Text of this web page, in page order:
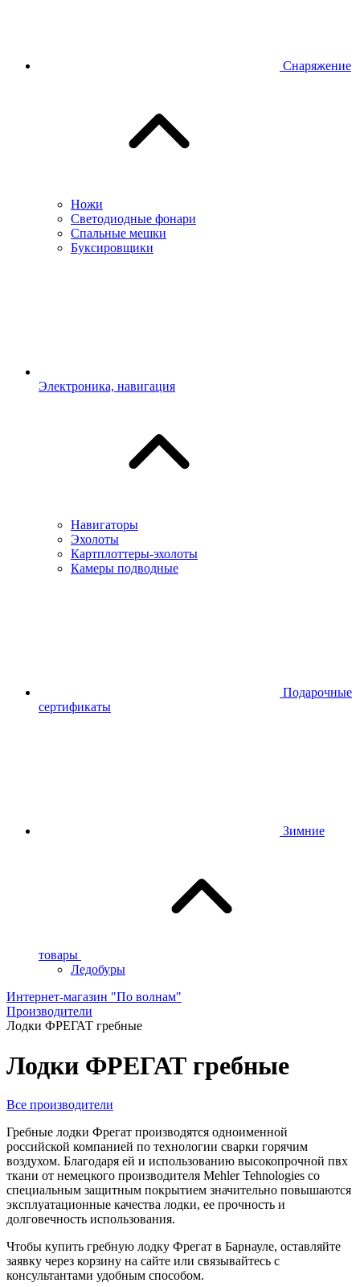
Снаряжение
Ножи
Светодиодные фонари
Спальные мешки
Буксировщики
Электроника, навигация
Навигаторы
Эхолоты
Картплоттеры-эхолоты
Камеры подводные
Подарочные
сертификаты
Зимние
товары
Ледобуры
Интернет-магазин "По волнам"
Производители
Лодки ФРЕГАТ гребные
Лодки ФРЕГАТ гребные
Все производители
Гребные лодки Фрегат производятся одноименной
российской компанией по технологии сварки горячим
воздухом. Благодаря ей и использованию высокопрочной пвх
ткани от немецкого производителя Mehler Tehnologies со
специальным защитным покрытием значительно повышаются
эксплуатационные качества лодки, ее прочность и
долговечность использования.
Чтобы купить гребную лодку Фрегат в Барнауле, оставляйте
заявку через корзину на сайте или связывайтесь с
консультантами удобным способом.